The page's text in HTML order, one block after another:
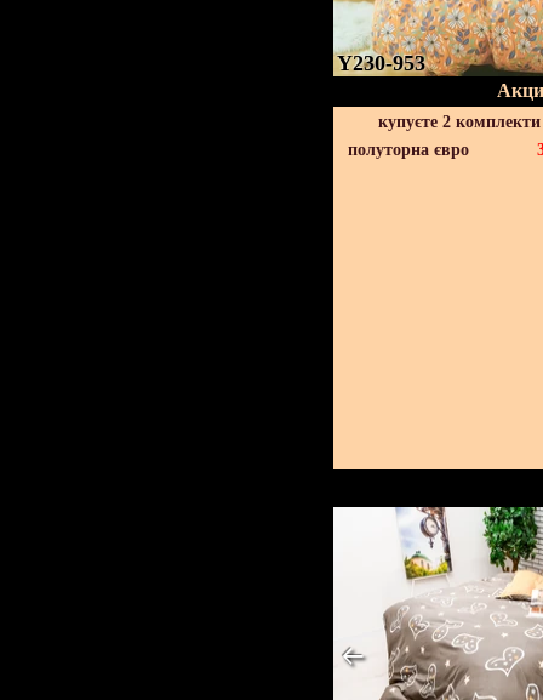
Y230-953
купуєте 2
полуторна євро